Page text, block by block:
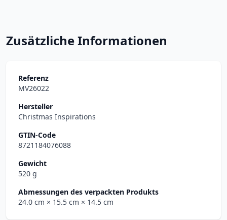
Zusätzliche Informationen
Referenz
MV26022
Hersteller
Christmas Inspirations
GTIN-Code
8721184076088
Gewicht
520 g
Abmessungen des verpackten Produkts
24.0 cm × 15.5 cm × 14.5 cm